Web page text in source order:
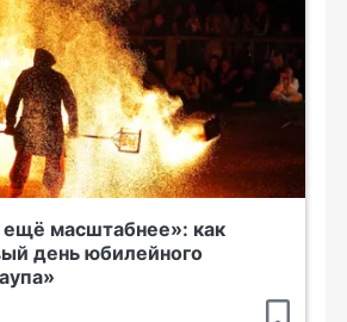
масштабнее»: как
день юбилейного